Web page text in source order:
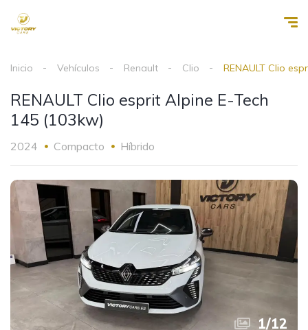
Inicio Vehículos Renault Clio RENAULT Clio
RENAULT Clio esprit Alpine E-Tech
145 (103kw)
2024 Compacto Híbrido
1/12